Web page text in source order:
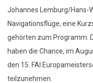
Johannes Lemburg/Hans-
Navigationsflüge, eine
gehörten zum Programm.
haben die Chance, im
den 15. FAI
teilzunehmen.